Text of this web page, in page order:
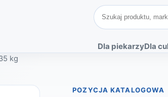
Szukaj produktów
Dla piekarzyDla
kg
POZYCJA KATALOGOWA